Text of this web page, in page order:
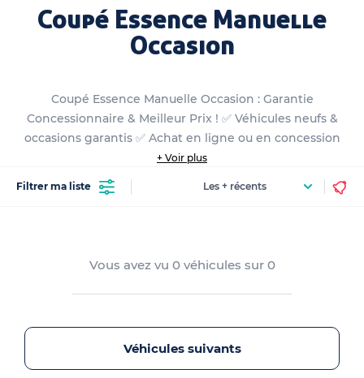
Coupé Essence Manuelle
Occasion
Coupé Essence Manuelle Occasion : Garantie
Concessionnaire & Meilleur Prix ! ✅ Véhicules neufs &
occasions garantis ✅ Achat en ligne ou en concession
+ Voir plus
Filtrer ma liste
Vous avez vu 0 véhicules sur 0
Véhicules suivants